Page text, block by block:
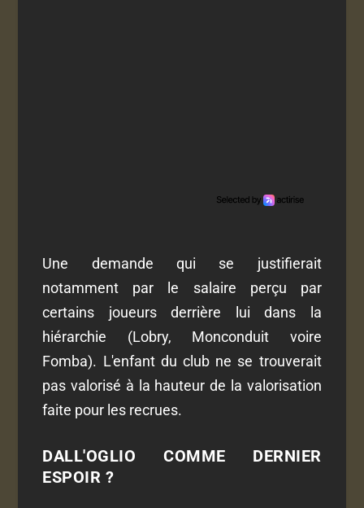
Une demande qui se justifierait
notamment par le salaire perçu par
certains joueurs derrière lui dans la
hiérarchie (Lobry, Monconduit voire
Fomba). L'enfant du club ne se trouverait
pas valorisé à la hauteur de la valorisation
faite pour les recrues.
DALL'OGLIO COMME DERNIER
ESPOIR ?